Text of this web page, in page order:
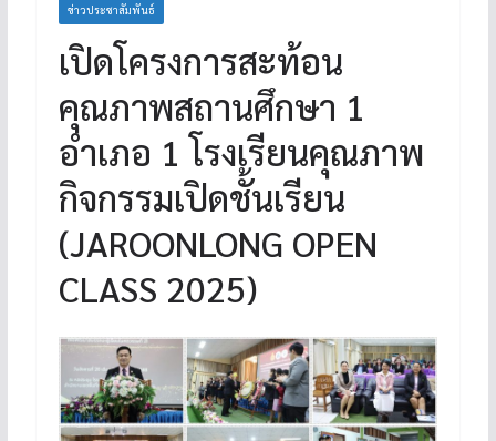
ข่าวประชาสัมพันธ์
เปิดโครงการสะท้อน
คุณภาพสถานศึกษา 1
อำเภอ 1 โรงเรียนคุณภาพ
กิจกรรมเปิดชั้นเรียน
(JAROONLONG OPEN
CLASS 2025)